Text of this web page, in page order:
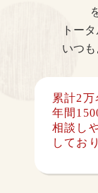
トー
いつも
累計2万
年間
相談し
してお